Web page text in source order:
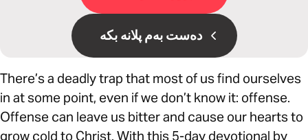
دەست بەم پلانە بکە
There’s a deadly trap that most of us find ourselves
in at some point, even if we don’t know it: offense.
Offense can leave us bitter and cause our hearts to
grow cold to Christ. With this 5-day devotional by